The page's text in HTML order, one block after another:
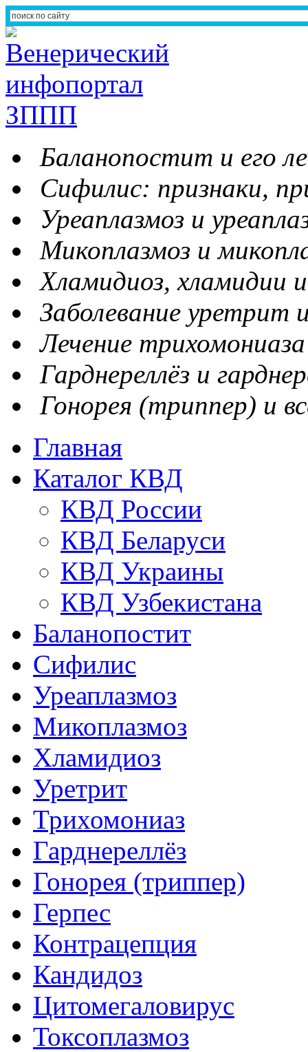
Баланопостит и его
Сифилис: признаки,
Уреаплазмоз и
Микоплазмоз и
Хламидиоз, хламидии
Заболевание уретрит
Лечение
Гарднереллёз и
Гонорея (триппер) и
Главная
Каталог КВД
КВД России
КВД Беларуси
КВД Украины
КВД Узбекистана
Баланопостит
Сифилис
Уреаплазмоз
Микоплазмоз
Хламидиоз
Уретрит
Трихомониаз
Гарднереллёз
Гонорея (триппер)
Герпес
Контрацепция
Кандидоз
Цитомегаловирус
Токсоплазмоз